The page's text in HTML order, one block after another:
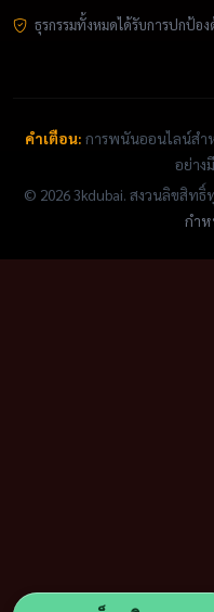
ธุรกรรมทั้งหมดได้รับการปกป้อง
คำเตือน: การพนันออนไลน์สำ
อย่าง
© 2026 3kdubai. สงวนลิขสิทธิ์
กำห